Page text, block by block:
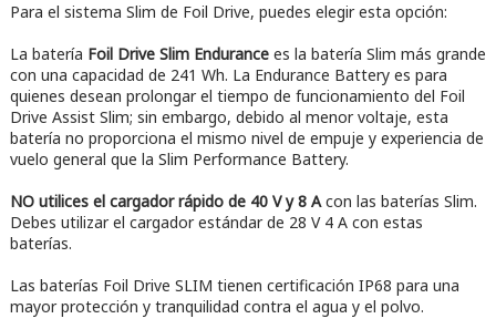
Para el sistema Slim de Foil Drive, puedes elegir esta opción:
La batería Foil Drive Slim Endurancees la batería Slim más grande
con una capacidad de 241 Wh. La Endurance Battery es para
quienes desean prolongar el tiempo de funcionamiento del Foil
Drive Assist Slim; sin embargo, debido al menor voltaje, esta
batería no proporciona el mismo nivel de empuje y experiencia de
vuelo general que la Slim Performance Battery.
NO utilices el cargador rápido de 40 V y 8 Acon las baterías Slim.
Debes utilizar el cargador estándar de 28 V 4 A con estas
baterías.
Las baterías Foil Drive SLIM tienen certificación IP68 para una
mayor protección y tranquilidad contra el agua y el polvo.